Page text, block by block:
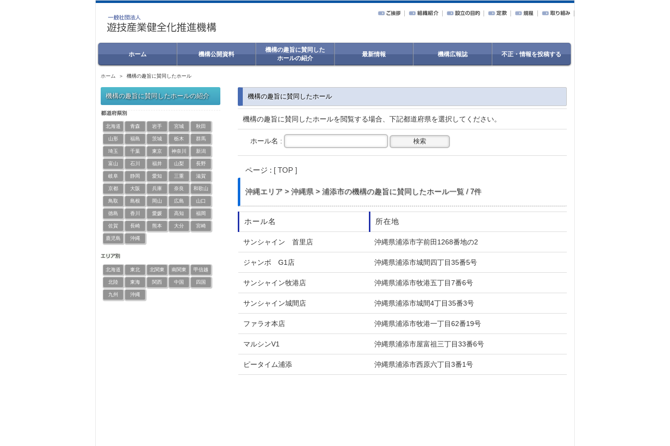
ホーム 機構公開資料
機構の趣旨に賛同した
ホールの紹介
最新情報 機構広報誌 不正・情報を投稿する
ホーム ＞ 機構の趣旨に賛同したホール
機構の趣旨に賛同したホール
機構の趣旨に賛同したホールを閲覧する場合、下記都道府県を選択してください。
ホール名 :
ページ : [ TOP ]
沖縄エリア > 沖縄県 > 浦添市の機構の趣旨に賛同したホール一覧 / 7件
ホール名 所在地
サンシャイン 首里店 沖縄県浦添市字前田1268番地の2
ジャンボ G1店 沖縄県浦添市城間四丁目35番5号
サンシャイン牧港店 沖縄県浦添市牧港五丁目7番6号
サンシャイン城間店 沖縄県浦添市城間4丁目35番3号
ファラオ本店 沖縄県浦添市牧港一丁目62番19号
マルシンV1 沖縄県浦添市屋富祖三丁目33番6号
ピータイム浦添 沖縄県浦添市西原六丁目3番1号
機構の趣旨に賛同したホールの紹介
北海道 青森 岩手 宮城 秋田
山形 福島 茨城 栃木 群馬
埼玉 千葉 東京 神奈川 新潟
富山 石川 福井 山梨 長野
岐阜 静岡 愛知 三重 滋賀
京都 大阪 兵庫 奈良 和歌山
鳥取 島根 岡山 広島 山口
徳島 香川 愛媛 高知 福岡
佐賀 長崎 熊本 大分 宮崎
鹿児島 沖縄
北海道 東北 北関東 南関東 甲信越
北陸 東海 関西 中国 四国
九州 沖縄